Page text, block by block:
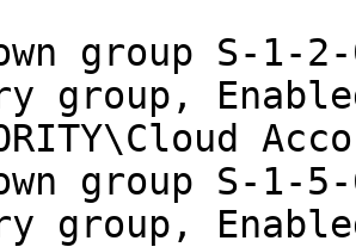
group S-1-
group,
group S-1-
group,